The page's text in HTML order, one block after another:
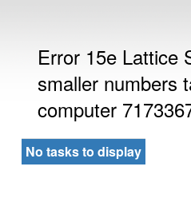
Error 15e Lattice
smaller numbers
computer
No tasks to display